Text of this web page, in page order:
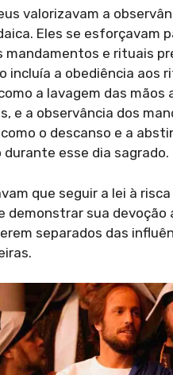
valorizavam a
Eles se esforçavam
mandamentos e rituais
incluía a obediência aos
a lavagem das mãos
e a observância dos
o descanso e a
durante esse dia sagrado.
que seguir a lei à
demonstrar sua devoção
separados das